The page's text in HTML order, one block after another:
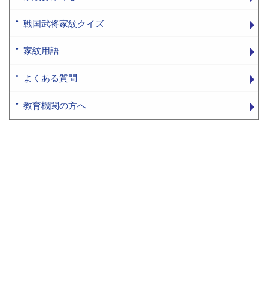
戦国武将家紋クイズ
家紋用語
よくある質問
教育機関の方へ